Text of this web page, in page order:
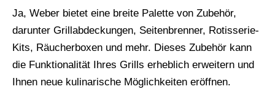
Ja, Weber bietet eine breite Palette von Zubehör,
darunter Grillabdeckungen, Seitenbrenner, Rotisserie-
Kits, Räucherboxen und mehr. Dieses Zubehör kann
die Funktionalität Ihres Grills erheblich erweitern und
Ihnen neue kulinarische Möglichkeiten eröffnen.